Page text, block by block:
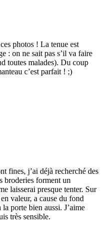
photos ! La tenue est
: on ne sait pas s’il va faire
toutes malades). Du coup
c’est parfait ! ;)
fines, j’ai déjà recherché des
broderies forment un
laisserai presque tenter. Sur
valeur, a cause du fond
porte bien aussi. J’aime
très sensible.